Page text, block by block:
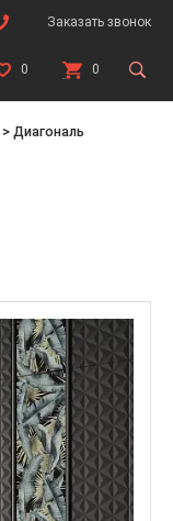
Заказать звонок
0 0
> Диагональ